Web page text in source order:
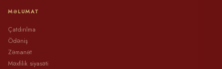
MƏLUMAT
Çatdırılma
Ödəniş
Zəmanət
Məxfilik siyasəti